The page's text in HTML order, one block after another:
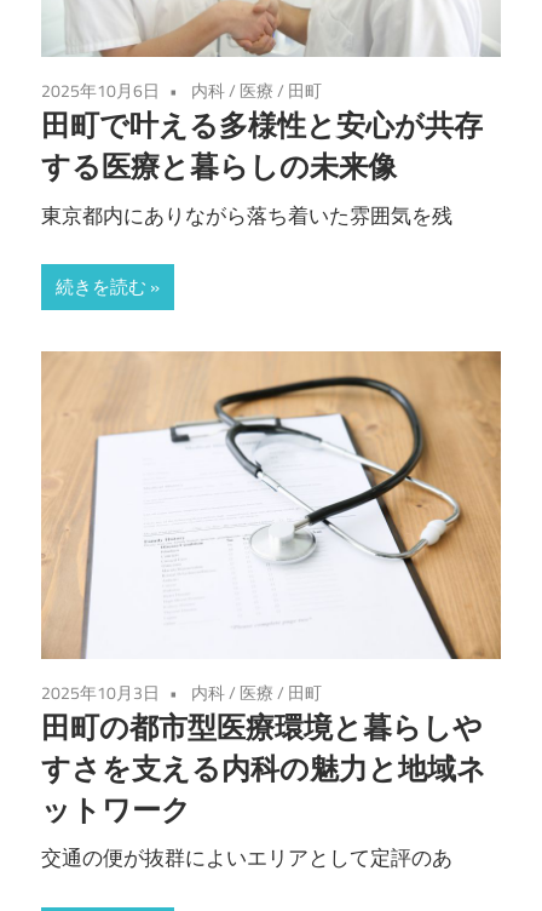
2025年10月6日 内科/ 医療/ 田町
田町で叶える多様性と安心が共存
する医療と暮らしの未来像
東京都内にありながら落ち着いた雰囲気を残
続きを読む
2025年10月3日 内科/ 医療/ 田町
田町の都市型医療環境と暮らしや
すさを支える内科の魅力と地域ネ
ットワーク
交通の便が抜群によいエリアとして定評のあ